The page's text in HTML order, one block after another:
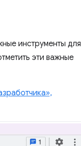
инструменты для
эти важные